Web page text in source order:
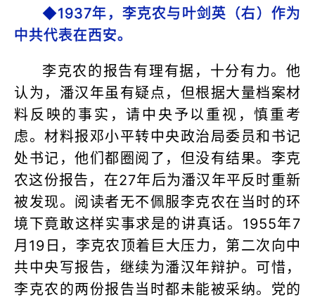
◆1937年，李克农与叶剑英（右）作为
中共代表在西安。
李克农的报告有理有据，十分有力。他
认为，潘汉年虽有疑点，但根据大量档案材
料反映的事实，请中央予以重视，慎重考
虑。材料报邓小平转中央政治局委员和书记
处书记，他们都圈阅了，但没有结果。李克
农这份报告，在27年后为潘汉年平反时重新
被发现。阅读者无不佩服李克农在当时的环
境下竟敢这样实事求是的讲真话。1955年7
月19日，李克农顶着巨大压力，第二次向中
共中央写报告，继续为潘汉年辩护。可惜，
李克农的两份报告当时都未能被采纳。党的